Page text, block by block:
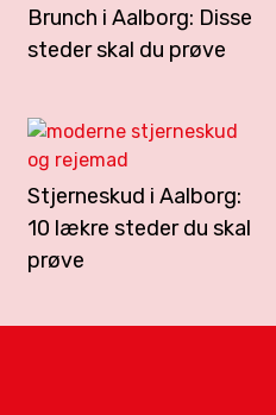
Brunch i Aalborg: Disse
steder skal du prøve
Stjerneskud i Aalborg:
10 lækre steder du skal
prøve